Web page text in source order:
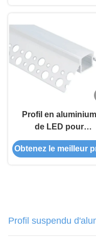
Profil en aluminium
de LED pour
l'éclairage linéaire
mené enfoncé de
Obtenez le meilleur
Profil suspendu